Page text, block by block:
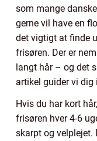
som mange
gerne vil have en
det vigtigt at finde
frisøren. Der er
langt hår – og det
artikel guider vi dig
Hvis du har kort
frisøren hver 4-6
skarpt og